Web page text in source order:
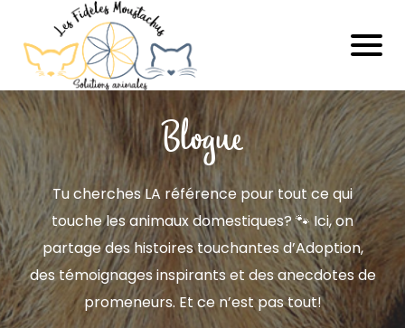
Blogue
Tu cherches LA référence pour tout ce qui
touche les animaux domestiques? 🐾 Ici, on
partage des histoires touchantes d’Adoption,
des témoignages inspirants et des anecdotes de
promeneurs. Et ce n’est pas tout!